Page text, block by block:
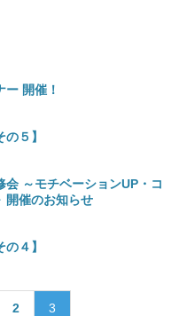
ー 開催！
５】
会 ～モチベーションUP・コ
開催のお知らせ
４】
2 3